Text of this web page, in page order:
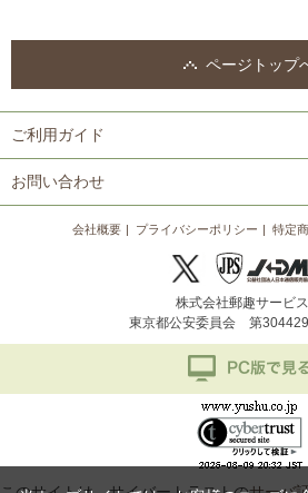
ページトップ
ご利用ガイド
お問い合わせ
会社概要 プライバシーポリシー 特定
株式会社郵趣サービ
東京都公安委員会 第